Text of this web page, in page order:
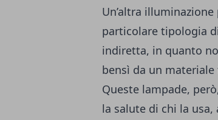
Un’altra
particolare tipologia
indiretta, in quanto
bensì da un
Queste lampade,
la salute di chi la